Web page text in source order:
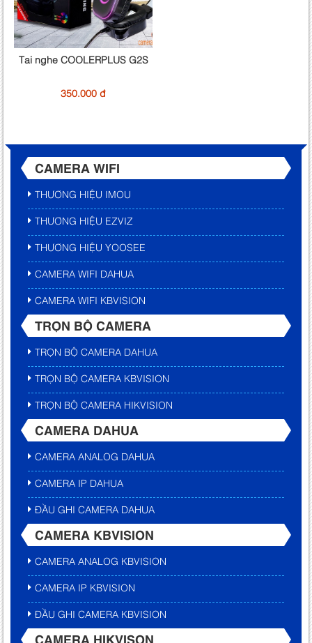
Tai nghe COOLERPLUS G2S
350.000 đ
CAMERA WIFI
THƯƠNG HIỆU IMOU
THƯƠNG HIỆU EZVIZ
THƯƠNG HIỆU YOOSEE
CAMERA WIFI DAHUA
CAMERA WIFI KBVISION
TRỌN BỘ CAMERA
TRỌN BỘ CAMERA DAHUA
TRỌN BỘ CAMERA KBVISION
TRỌN BỘ CAMERA HIKVISION
CAMERA DAHUA
CAMERA ANALOG DAHUA
CAMERA IP DAHUA
ĐẦU GHI CAMERA DAHUA
CAMERA KBVISION
CAMERA ANALOG KBVISION
CAMERA IP KBVISION
ĐẦU GHI CAMERA KBVISION
CAMERA HIKVISON